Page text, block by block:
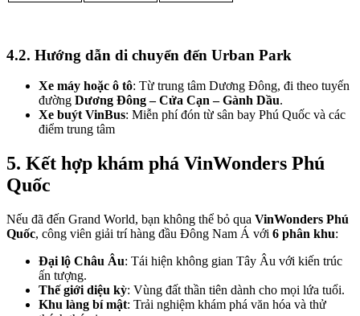
4.2. Hướng dẫn di chuyển đến Urban Park
Xe máy hoặc ô tô: Từ trung tâm Dương Đông, đi theo tuyến
đường Dương Đông – Cửa Cạn – Gành Dầu.
Xe buýt VinBus: Miễn phí đón từ sân bay Phú Quốc và các
điểm trung tâm
5. Kết hợp khám phá VinWonders Phú
Quốc
Nếu đã đến Grand World, bạn không thể bỏ qua VinWonders Phú
Quốc, công viên giải trí hàng đầu Đông Nam Á với 6 phân khu:
Đại lộ Châu Âu: Tái hiện không gian Tây Âu với kiến trúc
ấn tượng.
Thế giới diệu kỳ: Vùng đất thần tiên dành cho mọi lứa tuổi.
Khu làng bí mật: Trải nghiệm khám phá văn hóa và thử